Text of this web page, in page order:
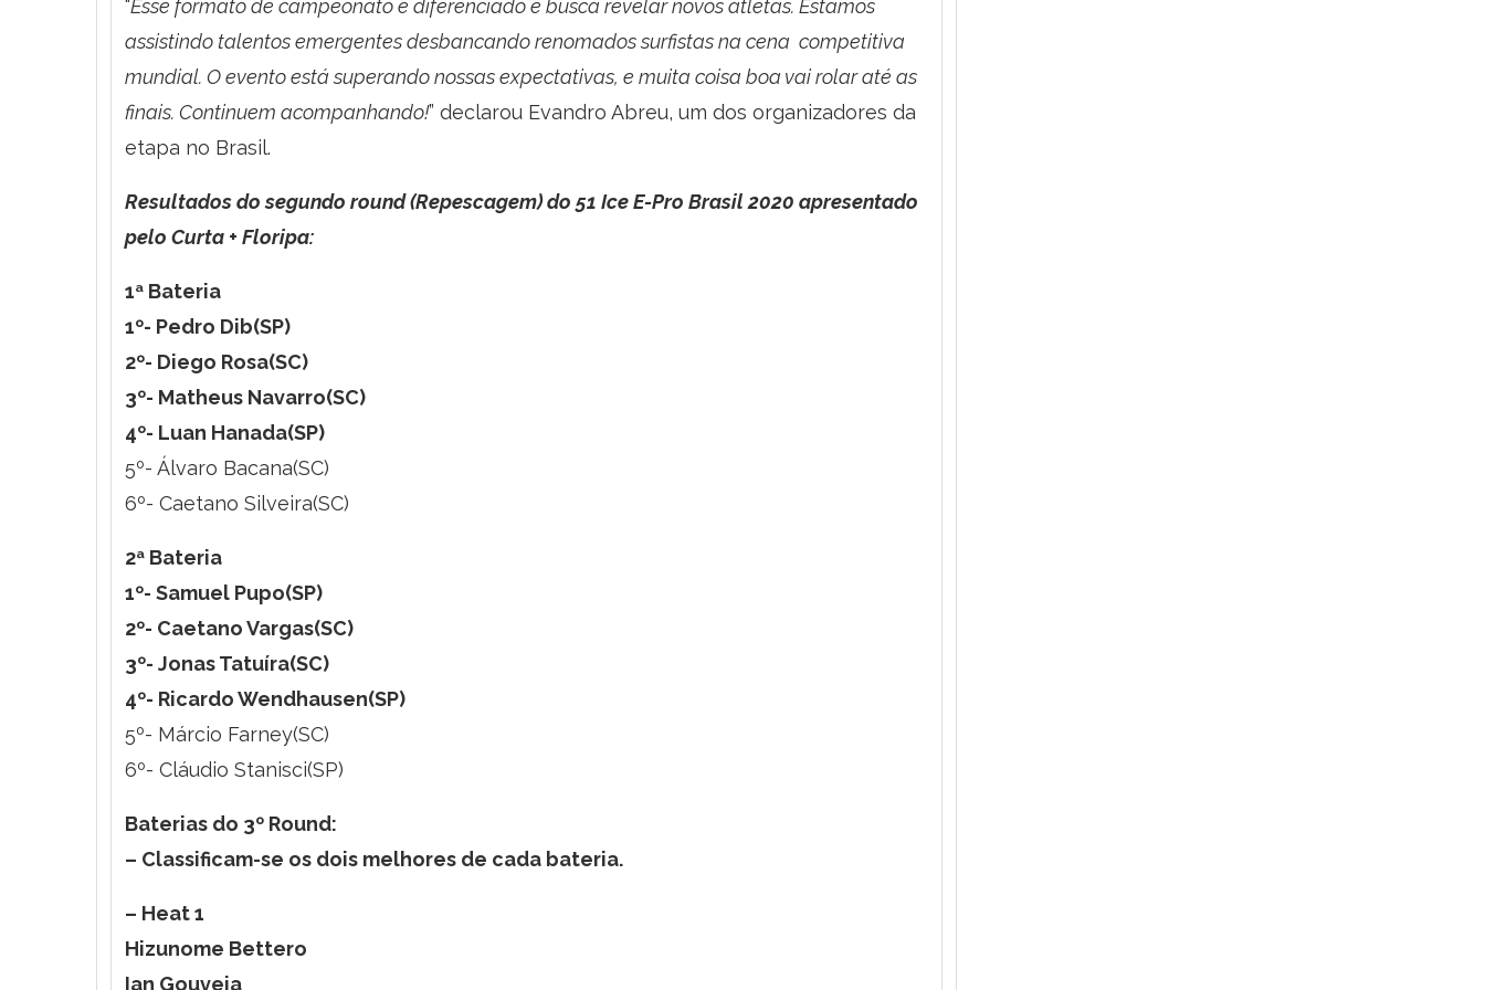
“Esse formato de campeonato é diferenciado e busca revelar novos atletas. Estamos
assistindo talentos emergentes desbancando renomados surfistas na cena competitiva
mundial. O evento está superando nossas expectativas, e muita coisa boa vai rolar até as
finais. Continuem acompanhando!” declarou Evandro Abreu, um dos organizadores da
etapa no Brasil.
Resultados do segundo round (Repescagem) do 51 Ice E-Pro Brasil 2020 apresentado
pelo Curta + Floripa:
1ª Bateria
1º- Pedro Dib(SP)
2º- Diego Rosa(SC)
3º- Matheus Navarro(SC)
4º- Luan Hanada(SP)
5º- Álvaro Bacana(SC)
6º- Caetano Silveira(SC)
2ª Bateria
1º- Samuel Pupo(SP)
2º- Caetano Vargas(SC)
3º- Jonas Tatuíra(SC)
4º- Ricardo Wendhausen(SP)
5º- Márcio Farney(SC)
6º- Cláudio Stanisci(SP)
Baterias do 3º Round:
– Classificam-se os dois melhores de cada bateria.
– Heat 1
Hizunome Bettero
Ian Gouveia